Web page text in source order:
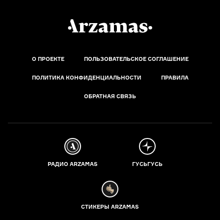
О ПРОЕКТЕ ПОЛЬЗОВАТЕЛЬСКОЕ СОГЛАШЕНИЕ
ПОЛИТИКА КОНФИДЕНЦИАЛЬНОСТИ ПРАВИЛА
ОБРАТНАЯ СВЯЗЬ
РАДИО ARZAMAS ГУСЬГУСЬ
СТИКЕРЫ ARZAMAS